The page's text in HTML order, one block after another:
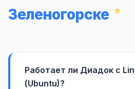
Зеленогорске
Работает ли Диадок с
(Ubuntu)?